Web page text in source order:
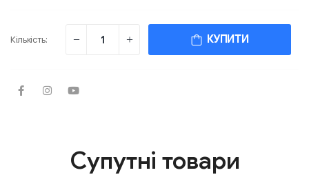
Кількість: КУПИТИ
Супутні товари